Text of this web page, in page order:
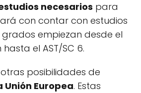
necesarios para
con contar con estudios
grados empiezan desde el
hasta el AST/SC 6.
posibilidades de
Europea. Estas